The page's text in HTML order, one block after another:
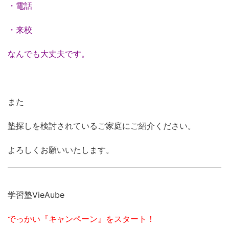
・電話
・来校
なんでも大丈夫です。
また
塾探しを検討されているご家庭にご紹介ください。
よろしくお願いいたします。
学習塾VieAube
でっかい『キャンペーン』をスタート！